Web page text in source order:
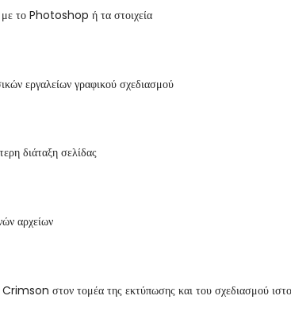
το Photoshop ή τα στοιχεία
εργαλείων γραφικού σχεδιασμού
διάταξη σελίδας
αρχείων
στον τομέα της εκτύπωσης και του σχεδιασμού